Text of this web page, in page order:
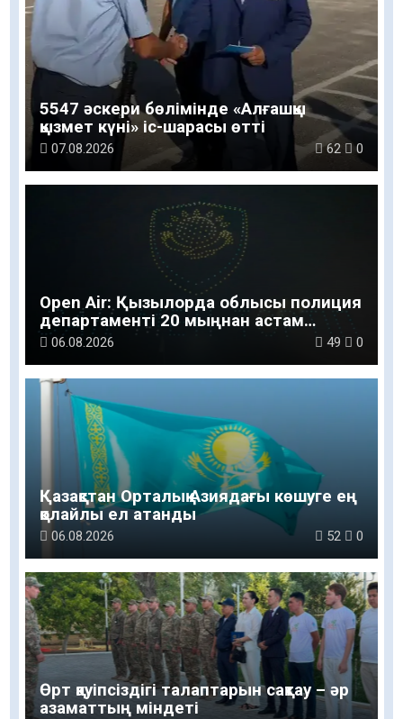
5547 әскери бөлімінде «Алғашқы
қызмет күні» іс-шарасы өтті
07.08.2026 62 0
Open Air: Қызылорда облысы полиция
департаменті 20 мыңнан астам
көрерменнің қауіпсіздігін қамтамасыз
06.08.2026 49 0
Қазақстан Орталық Азиядағы көшуге ең
қолайлы ел атанды
06.08.2026 52 0
Өрт қауіпсіздігі талаптарын сақтау – әр
азаматтың міндеті